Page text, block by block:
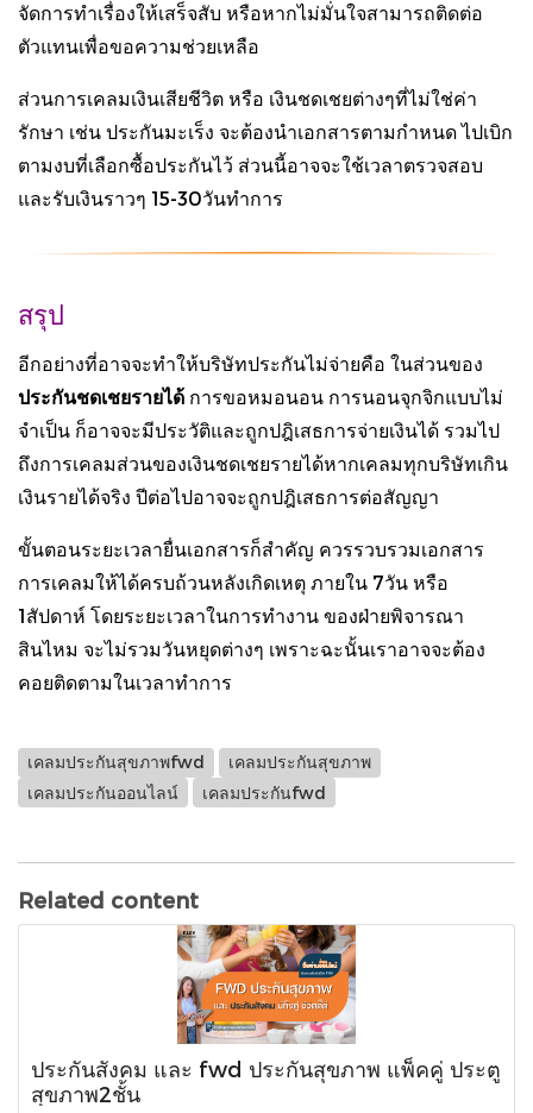
จัดการทำเรื่องให้เสร็จสับ หรือหากไม่มั่นใจสามารถติดต่อ
ตัวแทนเพื่อขอความช่วยเหลือ
ส่วนการเคลมเงินเสียชีวิต หรือ เงินชดเชยต่างๆที่ไม่ใช่ค่า
รักษา เช่น ประกันมะเร็ง จะต้องนำเอกสารตามกำหนด ไปเบิก
ตามงบที่เลือกซื้อประกันไว้ ส่วนนี้อาจจะใช้เวลาตรวจสอบ
และรับเงินราวๆ 15-30วันทำการ
สรุป
อีกอย่างที่อาจจะทำให้บริษัทประกันไม่จ่ายคือ ในส่วนของ
ประกันชดเชยรายได้ การขอหมอนอน การนอนจุกจิกแบบไม่
จำเป็น ก็อาจจะมีประวัติและถูกปฎิเสธการจ่ายเงินได้ รวมไป
ถึงการเคลมส่วนของเงินชดเชยรายได้หากเคลมทุกบริษัทเกิน
เงินรายได้จริง ปีต่อไปอาจจะถูกปฎิเสธการต่อสัญญา
ขั้นตอนระยะเวลายื่นเอกสารก็สำคัญ ควรรวบรวมเอกสาร
การเคลมให้ได้ครบถ้วนหลังเกิดเหตุ ภายใน 7วัน หรือ
1สัปดาห์ โดยระยะเวลาในการทำงาน ของฝ่ายพิจารณา
สินไหม จะไม่รวมวันหยุดต่างๆ เพราะฉะนั้นเราอาจจะต้อง
คอยติดตามในเวลาทำการ
เคลมประกันสุขภาพfwd
เคลมประกันสุขภาพ
เคลมประกันออนไลน์
เคลมประกันfwd
Related content
ประกันสังคม และ fwd ประกันสุขภาพ แพ็คคู่ ประตู
สุขภาพ2ชั้น